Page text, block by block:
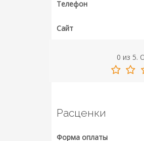
Телефон
Сайт
0 из 5.
Расценки
Форма оплаты